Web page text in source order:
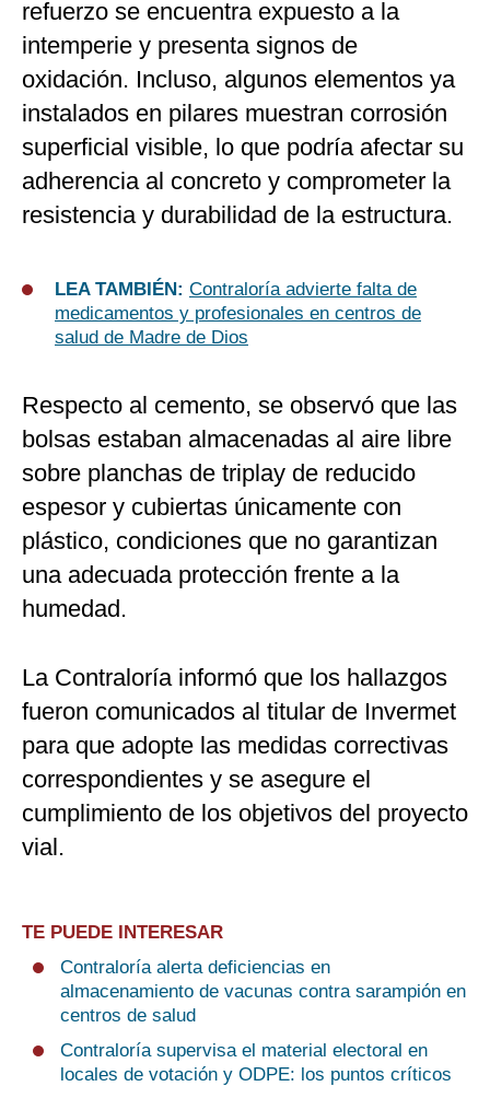
refuerzo se encuentra expuesto a la
intemperie y presenta signos de
oxidación. Incluso, algunos elementos ya
instalados en pilares muestran corrosión
superficial visible, lo que podría afectar su
adherencia al concreto y comprometer la
resistencia y durabilidad de la estructura.
LEA TAMBIÉN: Contraloría advierte falta de
medicamentos y profesionales en centros de
salud de Madre de Dios
Respecto al cemento, se observó que las
bolsas estaban almacenadas al aire libre
sobre planchas de triplay de reducido
espesor y cubiertas únicamente con
plástico, condiciones que no garantizan
una adecuada protección frente a la
humedad.
La Contraloría informó que los hallazgos
fueron comunicados al titular de Invermet
para que adopte las medidas correctivas
correspondientes y se asegure el
cumplimiento de los objetivos del proyecto
vial.
TE PUEDE INTERESAR
Contraloría alerta deficiencias en
almacenamiento de vacunas contra sarampión en
centros de salud
Contraloría supervisa el material electoral en
locales de votación y ODPE: los puntos críticos